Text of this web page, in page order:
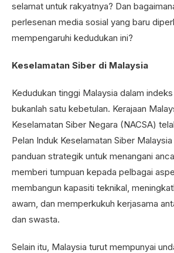
selamat untuk rakyatnya? Dan
perlesenan media sosial yang baru
mempengaruhi kedudukan ini?
Keselamatan Siber di Malaysia
Kedudukan tinggi Malaysia dalam
bukanlah satu kebetulan. Kerajaan
Keselamatan Siber Negara (NACSA)
Pelan Induk Keselamatan Siber
panduan strategik untuk menangani
memberi tumpuan kepada pelbagai
membangun kapasiti teknikal,
awam, dan memperkukuh kerjasama
dan swasta.
Selain itu, Malaysia turut mempunyai